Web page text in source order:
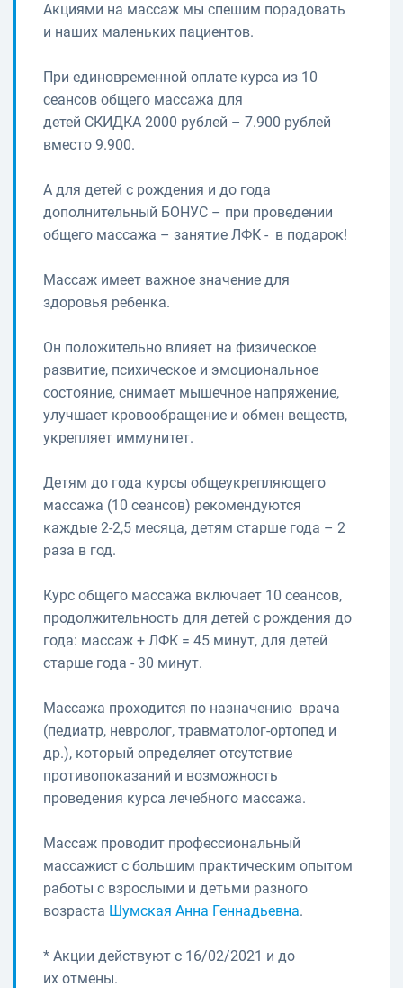
Акциями на массаж мы спешим порадовать
и наших маленьких пациентов.
При единовременной оплате курса из 10
сеансов общего массажа для
детей СКИДКА 2000 рублей – 7.900 рублей
вместо 9.900.
А для детей с рождения и до года
дополнительный БОНУС – при проведении
общего массажа – занятие ЛФК - в подарок!
Массаж имеет важное значение для
здоровья ребенка.
Он положительно влияет на физическое
развитие, психическое и эмоциональное
состояние, снимает мышечное напряжение,
улучшает кровообращение и обмен веществ,
укрепляет иммунитет.
Детям до года курсы общеукрепляющего
массажа (10 сеансов) рекомендуются
каждые 2-2,5 месяца, детям старше года – 2
раза в год.
Курс общего массажа включает 10 сеансов,
продолжительность для детей с рождения до
года: массаж + ЛФК = 45 минут, для детей
старше года - 30 минут.
Массажа проходится по назначению врача
(педиатр, невролог, травматолог-ортопед и
др.), который определяет отсутствие
противопоказаний и возможность
проведения курса лечебного массажа.
Массаж проводит профессиональный
массажист с большим практическим опытом
работы с взрослыми и детьми разного
возраста Шумская Анна Геннадьевна.
* Акции действуют с 16/02/2021 и до
их отмены.